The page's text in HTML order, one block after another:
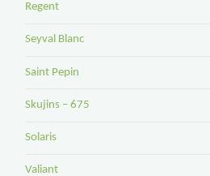
Regent
Seyval Blanc
Saint Pepin
Skujins – 675
Solaris
Valiant